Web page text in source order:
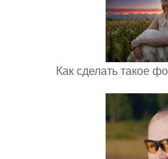
Как сделать такое